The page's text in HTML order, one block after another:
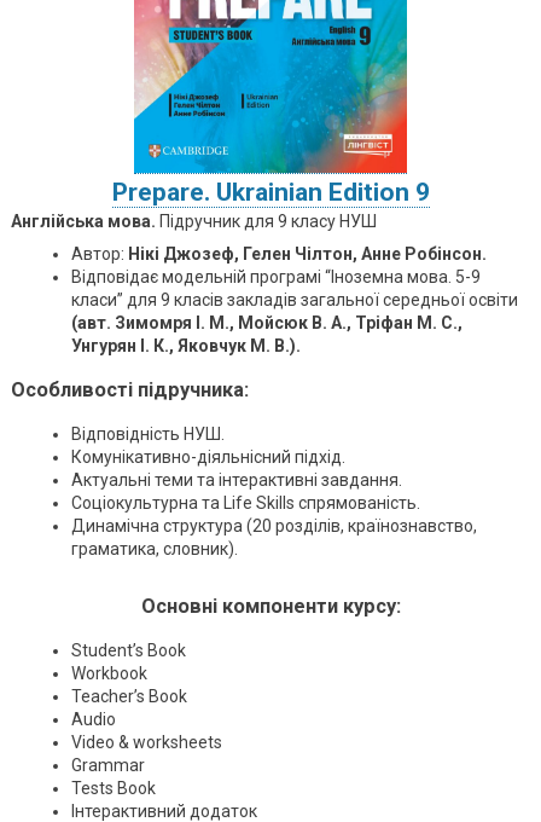
Prepare. Ukrainian Edition 9
Англійська мова. Підручник для 9 класу НУШ
Автор: Нікі Джозеф, Гелен Чілтон, Анне Робінсон.
Відповідає модельній програмі “Іноземна мова. 5-9
класи” для 9 класів закладів загальної середньої освіти
(авт. Зимомря І. М., Мойсюк В. А., Тріфан М. С.,
Унгурян І. К., Яковчук М. В.).
Особливості підручника:
Відповідність НУШ.
Комунікативно-діяльнісний підхід.
Актуальні теми та інтерактивні завдання.
Соціокультурна та Life Skills спрямованість.
Динамічна структура (20 розділів, країнознавство,
граматика, словник).
Основні компоненти курсу:
Student’s Book
Workbook
Teacher’s Book
Audio
Video & worksheets
Grammar
Tests Book
Інтерактивний додаток